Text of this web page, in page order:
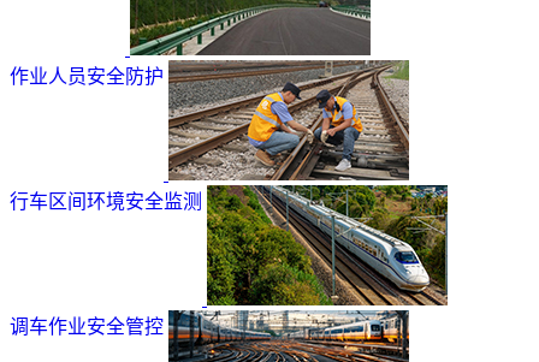
作业人员安全防护
行车区间环境安全监测
调车作业安全管控